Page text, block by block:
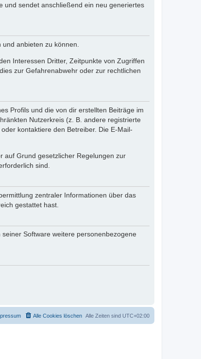
und sendet anschließend ein neu generiertes
anbieten zu können.
Interessen Dritter, Zeitpunkte von Zugriffen
zur Gefahrenabwehr oder zur rechtlichen
Profils und die von dir erstellten Beiträge im
Nutzerkreis (z. B. andere registrierte
kontaktiere den Betreiber. Die E-Mail-
auf Grund gesetzlicher Regelungen zur
sind.
zentraler Informationen über das
gestattet hast.
Software weitere personenbezogene
Alle Zeiten sind UTC+02:00
Alle Cookies löschen